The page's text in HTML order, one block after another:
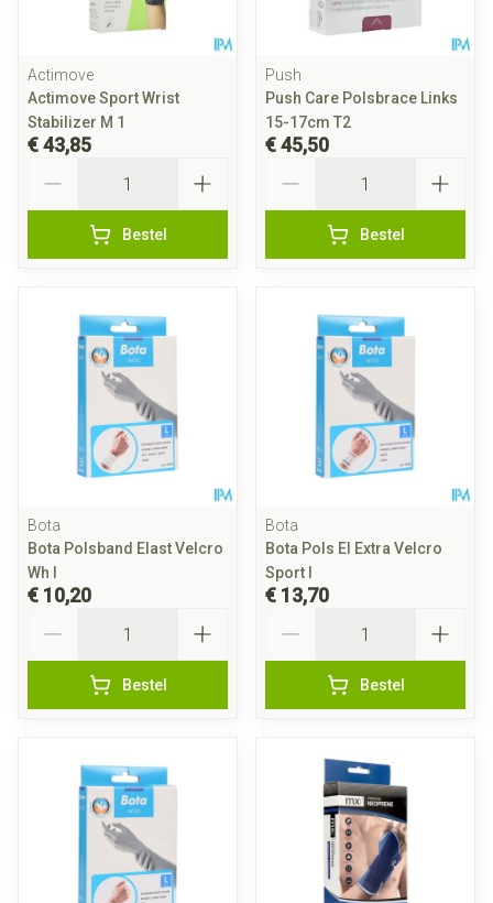
Actimove
Actimove Sport Wrist
Stabilizer M 1
€ 43,85
Bestel
Push
Push Care Polsbrace Links
15-17cm T2
€ 45,50
Bestel
Bota
Bota Polsband Elast Velcro
Wh l
€ 10,20
Bestel
Bota
Bota Pols El Extra Velcro
Sport l
€ 13,70
Bestel